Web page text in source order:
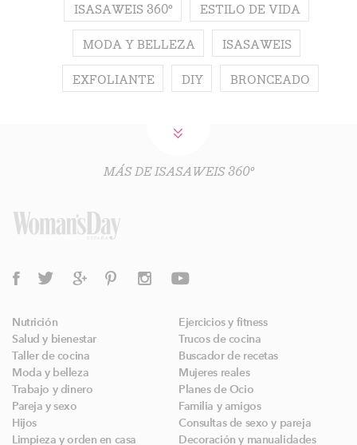
ISASAWEIS 360º ESTILO DE VIDA
MODA Y BELLEZA ISASAWEIS
EXFOLIANTE DIY BRONCEADO
MÁS DE ISASAWEIS 360º
Nutrición
Ejercicios y fitness
Salud y bienestar
Trucos de cocina
Taller de cocina
Buscador de recetas
Moda y belleza
Mujeres reales
Trabajo y dinero
Planes de Ocio
Pareja y sexo
Familia y amigos
Hijos
Consultas de sexo y pareja
Limpieza y orden en casa
Decoración y manualidades